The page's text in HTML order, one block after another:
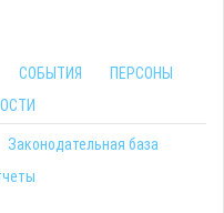
СОБЫТИЯ
ПЕРСОНЫ
Законодательная база